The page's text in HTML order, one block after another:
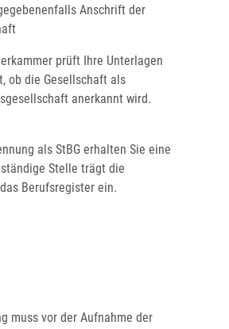
Anschrift der
prüft Ihre Unterlagen
ob die Gesellschaft als
anerkannt wird.
als StBG erhalten Sie eine
Stelle trägt die
Berufsregister ein.
muss vor der Aufnahme der